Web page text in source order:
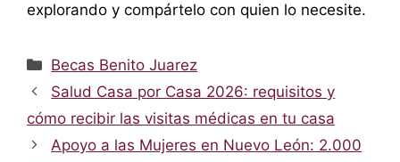
explorando y compártelo con quien lo necesite.
Categorías
Becas Benito Juarez
Salud Casa por Casa 2026: requisitos y
cómo recibir las visitas médicas en tu casa
Apoyo a las Mujeres en Nuevo León: 2.000